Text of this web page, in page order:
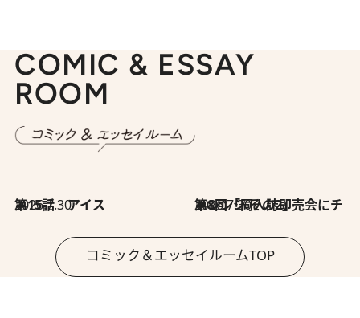
COMIC & ESSAY
ROOM
2026.7.30
第15話 アイス 2026.7.30
第8回「同人誌即売会にチャレンジ その2」
コミック＆エッセイルームTOP